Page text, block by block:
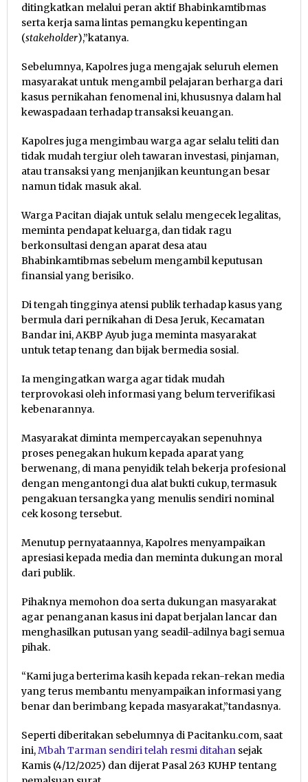
ditingkatkan melalui peran aktif Bhabinkamtibmas
serta kerja sama lintas pemangku kepentingan
(stakeholder),”katanya.
Sebelumnya, Kapolres juga mengajak seluruh elemen
masyarakat untuk mengambil pelajaran berharga dari
kasus pernikahan fenomenal ini, khususnya dalam hal
kewaspadaan terhadap transaksi keuangan.
Kapolres juga mengimbau warga agar selalu teliti dan
tidak mudah tergiur oleh tawaran investasi, pinjaman,
atau transaksi yang menjanjikan keuntungan besar
namun tidak masuk akal.
Warga Pacitan diajak untuk selalu mengecek legalitas,
meminta pendapat keluarga, dan tidak ragu
berkonsultasi dengan aparat desa atau
Bhabinkamtibmas sebelum mengambil keputusan
finansial yang berisiko.
Di tengah tingginya atensi publik terhadap kasus yang
bermula dari pernikahan di Desa Jeruk, Kecamatan
Bandar ini, AKBP Ayub juga meminta masyarakat
untuk tetap tenang dan bijak bermedia sosial.
Ia mengingatkan warga agar tidak mudah
terprovokasi oleh informasi yang belum terverifikasi
kebenarannya.
Masyarakat diminta mempercayakan sepenuhnya
proses penegakan hukum kepada aparat yang
berwenang, di mana penyidik telah bekerja profesional
dengan mengantongi dua alat bukti cukup, termasuk
pengakuan tersangka yang menulis sendiri nominal
cek kosong tersebut.
Menutup pernyataannya, Kapolres menyampaikan
apresiasi kepada media dan meminta dukungan moral
dari publik.
Pihaknya memohon doa serta dukungan masyarakat
agar penanganan kasus ini dapat berjalan lancar dan
menghasilkan putusan yang seadil-adilnya bagi semua
pihak.
“Kami juga berterima kasih kepada rekan-rekan media
yang terus membantu menyampaikan informasi yang
benar dan berimbang kepada masyarakat,”tandasnya.
Seperti diberitakan sebelumnya di Pacitanku.com, saat
ini,Mbah Tarman sendiri telah resmi ditahan sejak
Kamis (4/12/2025) dan dijerat Pasal 263 KUHP tentang